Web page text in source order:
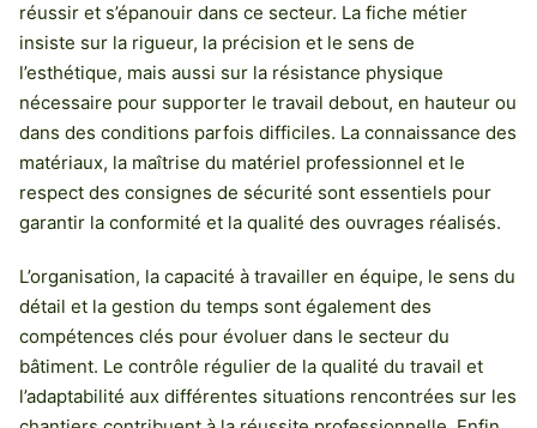
réussir et s’épanouir dans ce secteur. La fiche métier
insiste sur la rigueur, la précision et le sens de
l’esthétique, mais aussi sur la résistance physique
nécessaire pour supporter le travail debout, en hauteur ou
dans des conditions parfois difficiles. La connaissance des
matériaux, la maîtrise du matériel professionnel et le
respect des consignes de sécurité sont essentiels pour
garantir la conformité et la qualité des ouvrages réalisés.
L’organisation, la capacité à travailler en équipe, le sens du
détail et la gestion du temps sont également des
compétences clés pour évoluer dans le secteur du
bâtiment. Le contrôle régulier de la qualité du travail et
l’adaptabilité aux différentes situations rencontrées sur les